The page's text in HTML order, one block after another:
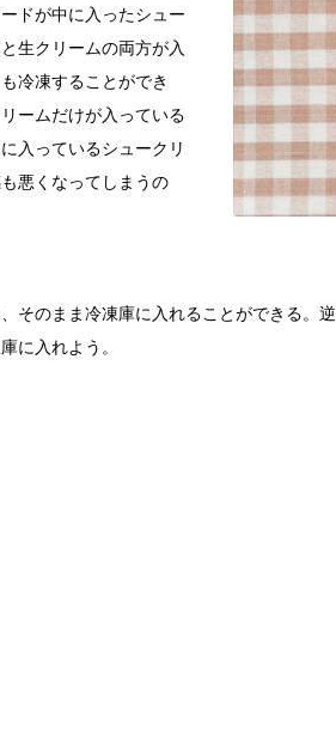
ドが中に入ったシュー
生クリームの両方が入
冷凍することができ
ームだけが入っている
入っているシュークリ
悪くなってしまうの
そのまま冷凍庫に入れることができる。
に入れよう。